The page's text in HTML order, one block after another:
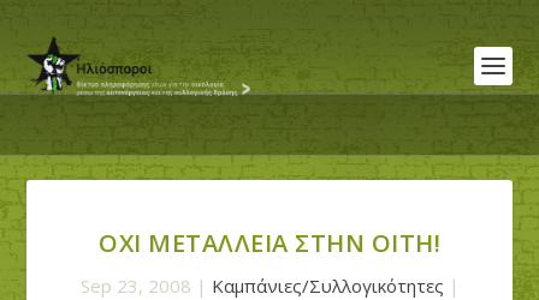
ΟΧΙ ΜΕΤΑΛΛΕΙΑ ΣΤΗΝ ΟΙΤΗ!
Sep 23, 2008 | Καμπάνιες/Συλλογικότητες |